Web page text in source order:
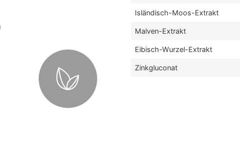
Isländisch-Moos-Extrakt
Malven-Extrakt
Eibisch-Wurzel-Extrakt
Zinkgluconat